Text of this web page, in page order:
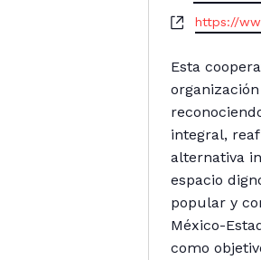
r
e
s
W
b
t
e
https://
Esta
integral,
alternativa
espacio
popular y
México-
como